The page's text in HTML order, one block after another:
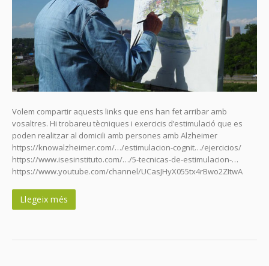
Volem compartir aquests links que ens han fet arribar amb
vosaltres. Hi trobareu tècniques i exercicis d’estimulació que es
poden realitzar al domicili amb persones amb Alzheimer
https://knowalzheimer.com/…/estimulacion-cognit…/ejercicios/
https://www.isesinstituto.com/…/5-tecnicas-de-estimulacion-…
https://www.youtube.com/channel/UCasJHyX055tx4rBwo2ZItwA
Llegeix més